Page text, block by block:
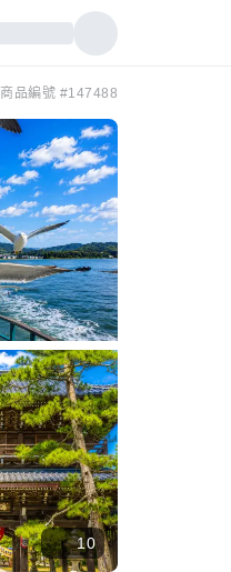
商品編號 #147488
10